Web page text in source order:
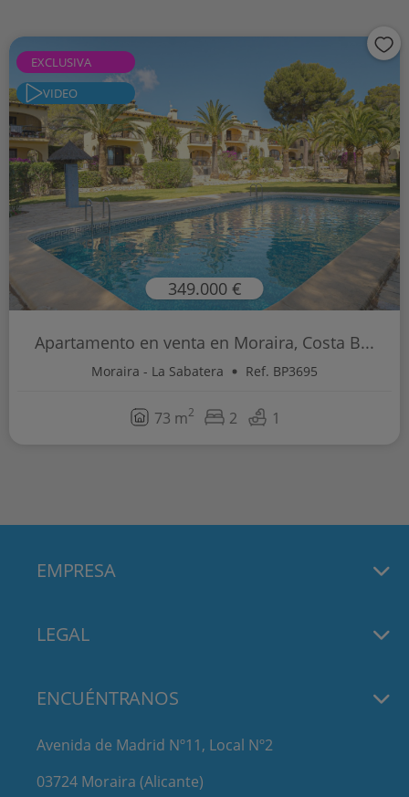
EXCLUSIVA
VIDEO
349.000 €
Apartamento en venta en Moraira, Costa B...
Moraira - La Sabatera Ref. BP3695
73 m2 2 1
EMPRESA
LEGAL
ENCUÉNTRANOS
Avenida de Madrid Nº11, Local Nº2
03724 Moraira (Alicante)